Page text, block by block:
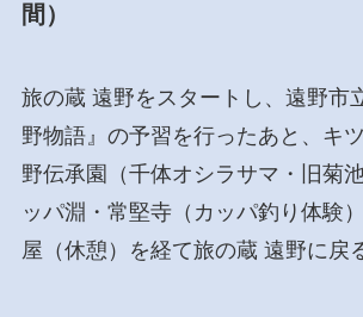
間）
旅の蔵 遠野をスタートし、遠野市
野物語』の予習を行ったあと、キ
野伝承園（千体オシラサマ・旧菊
ッパ淵・常堅寺（カッパ釣り体験
屋（休憩）を経て旅の蔵 遠野に戻